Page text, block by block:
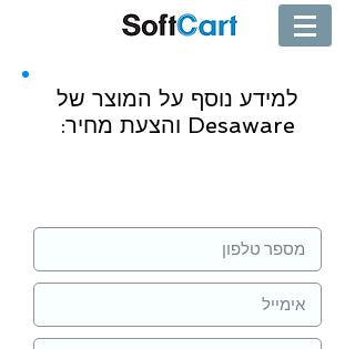
למידע נוסף על המוצר של
Desaware והצעת מחיר: